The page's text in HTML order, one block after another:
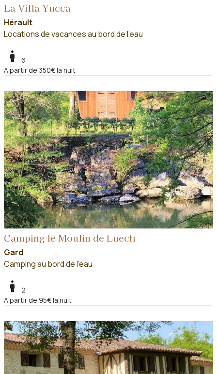
La Villa Yucca
Hérault
Locations de vacances au bord de l'eau
boy
6
A partir de 350€ la nuit
Camping le Moulin de Luech
Gard
Camping au bord de l'eau
boy
2
A partir de 95€ la nuit